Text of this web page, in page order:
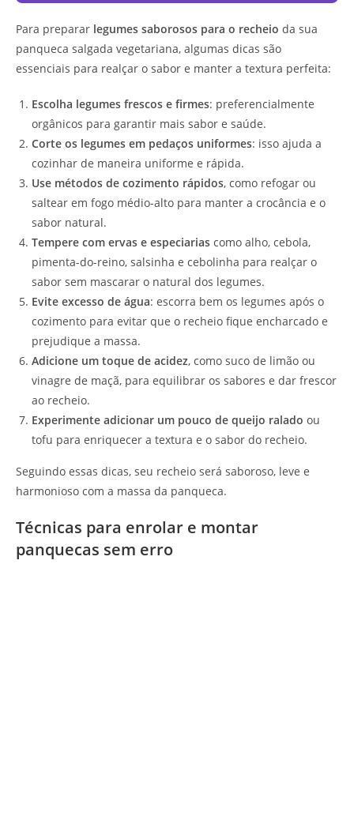
Para preparar legumes saborosos para o recheio da sua
panqueca salgada vegetariana, algumas dicas são
essenciais para realçar o sabor e manter a textura perfeita:
Escolha legumes frescos e firmes: preferencialmente
orgânicos para garantir mais sabor e saúde.
Corte os legumes em pedaços uniformes: isso ajuda a
cozinhar de maneira uniforme e rápida.
Use métodos de cozimento rápidos, como refogar ou
saltear em fogo médio-alto para manter a crocância e o
sabor natural.
Tempere com ervas e especiarias como alho, cebola,
pimenta-do-reino, salsinha e cebolinha para realçar o
sabor sem mascarar o natural dos legumes.
Evite excesso de água: escorra bem os legumes após o
cozimento para evitar que o recheio fique encharcado e
prejudique a massa.
Adicione um toque de acidez, como suco de limão ou
vinagre de maçã, para equilibrar os sabores e dar frescor
ao recheio.
Experimente adicionar um pouco de queijo ralado ou
tofu para enriquecer a textura e o sabor do recheio.
Seguindo essas dicas, seu recheio será saboroso, leve e
harmonioso com a massa da panqueca.
Técnicas para enrolar e montar
panquecas sem erro